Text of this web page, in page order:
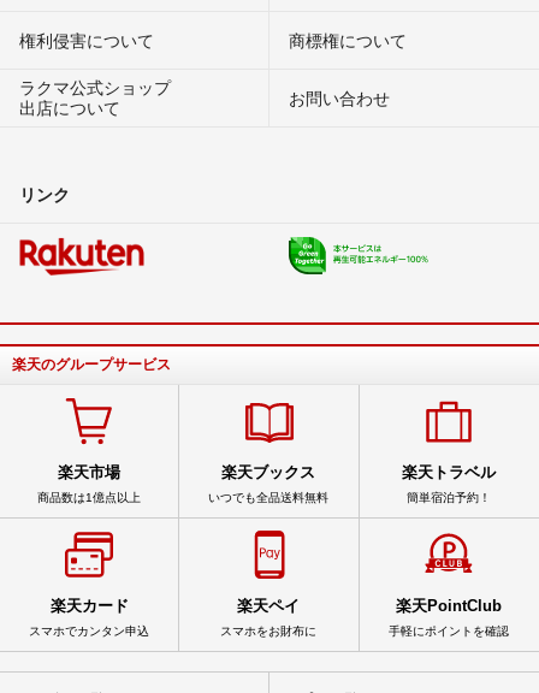
権利侵害について
商標権について
ラクマ公式ショップ
出店について
お問い合わせ
リンク
楽天のグループサービス
楽天市場
商品数は1億点以上
楽天ブックス
いつでも全品送料無料
楽天トラベル
簡単宿泊予約！
楽天カード
スマホでカンタン申込
楽天ペイ
スマホをお財布に
楽天PointClub
手軽にポイントを確認